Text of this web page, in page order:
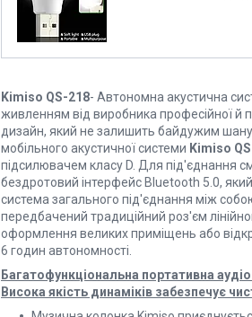
Kimiso QS-218- Автономна акустична
живленням від виробника професійної й
дизайн, який не залишить байдужим
мобільного акустичної системи Kimiso
підсилювачем класу D. Для під'єднання
бездротовий інтерфейс Bluetooth 5.0,
система загального під'єднання між
передбачений традиційний роз'єм
оформлення великих приміщень або
6 годин автономності.
Багатофункціональна портативна
Висока якість динаміків забезпечує